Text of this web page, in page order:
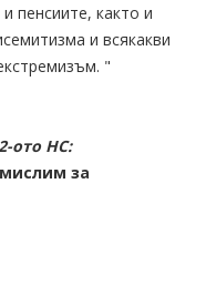
пенсиите, както и
и всякакви
"
ото НС:
за